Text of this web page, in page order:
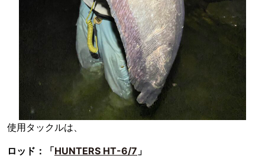
使用タックルは、
ロッド：「HUNTERS HT-6/7 」